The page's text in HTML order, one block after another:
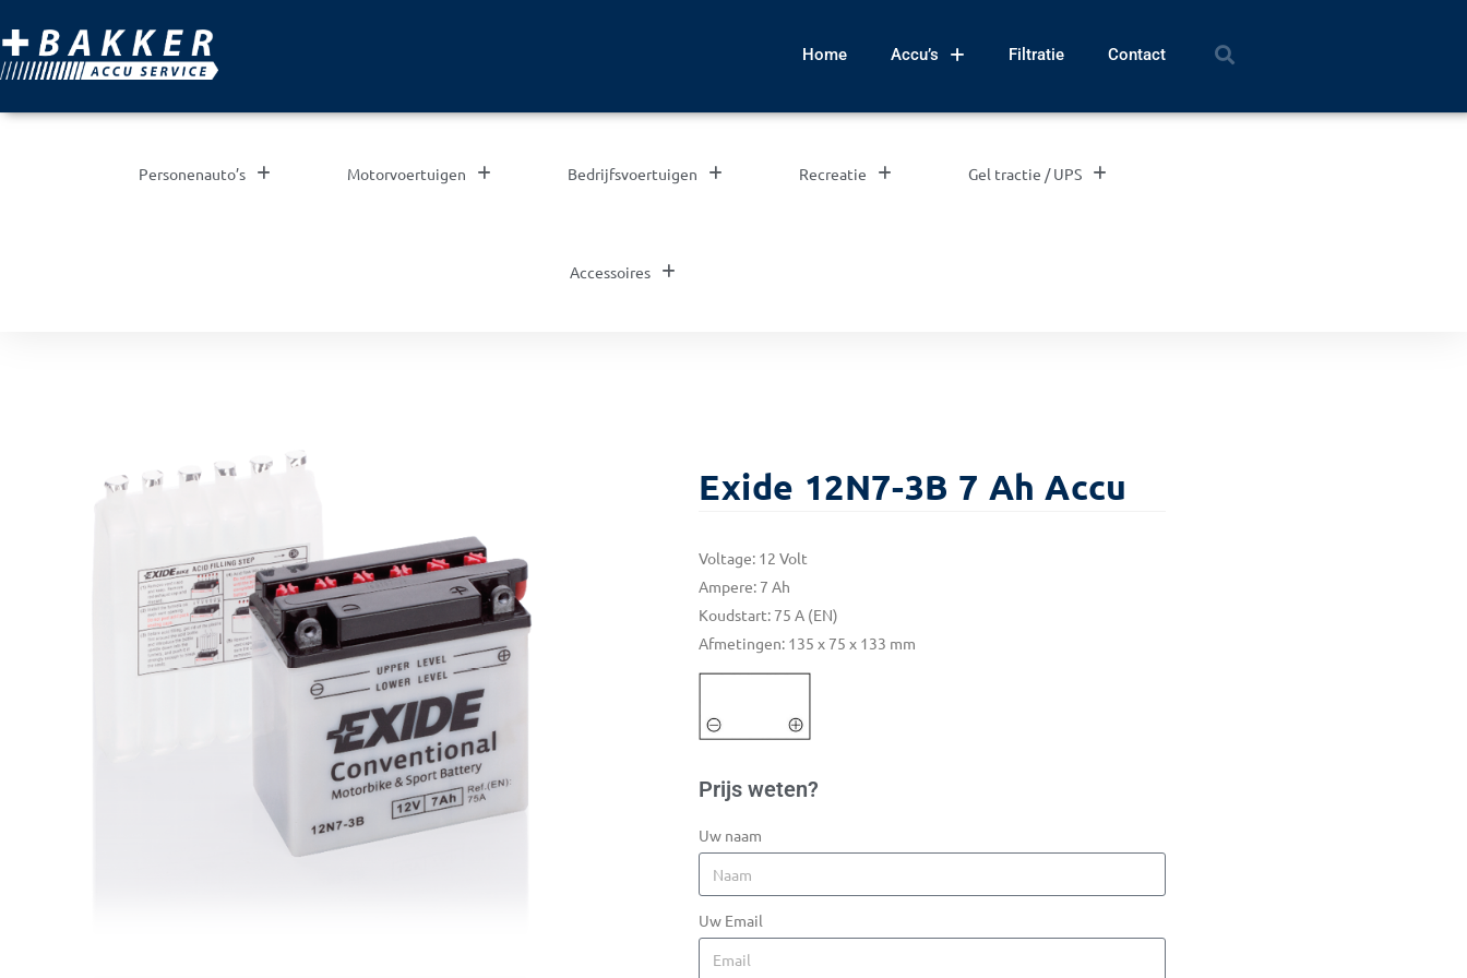
Home Accu’s Filtratie Contact
Personenauto’s Motorvoertuigen Bedrijfsvoertuigen Recreatie Gel tractie / UPS
Accessoires
Exide 12N7-3B 7 Ah Accu
Voltage: 12 Volt
Ampere: 7 Ah
Koudstart: 75 A (EN)
Afmetingen: 135 x 75 x 133 mm
Prijs weten?
Uw naam
Uw Email